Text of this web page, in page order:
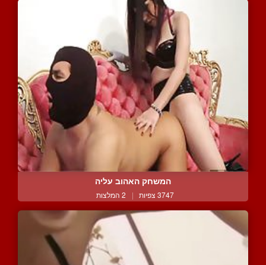
המשחק האהוב עליה
3747 צפיות | 2 המלצות